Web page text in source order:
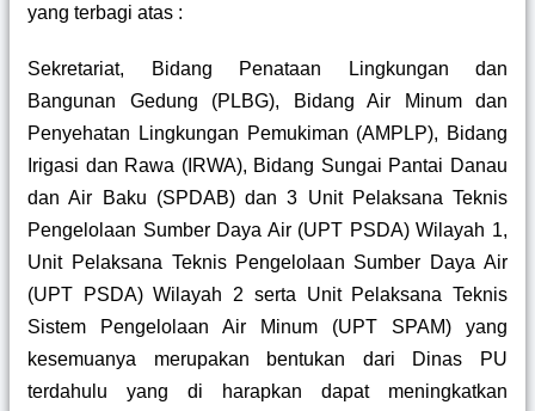
yang terbagi atas :
Sekretariat, Bidang Penataan Lingkungan dan
Bangunan Gedung (PLBG), Bidang Air Minum dan
Penyehatan Lingkungan Pemukiman (AMPLP), Bidang
Irigasi dan Rawa (IRWA), Bidang Sungai Pantai Danau
dan Air Baku (SPDAB) dan 3 Unit Pelaksana Teknis
Pengelolaan Sumber Daya Air (UPT PSDA) Wilayah 1,
Unit Pelaksana Teknis Pengelolaan Sumber Daya Air
(UPT PSDA) Wilayah 2 serta Unit Pelaksana Teknis
Sistem Pengelolaan Air Minum (UPT SPAM) yang
kesemuanya merupakan bentukan dari Dinas PU
terdahulu yang di harapkan dapat meningkatkan